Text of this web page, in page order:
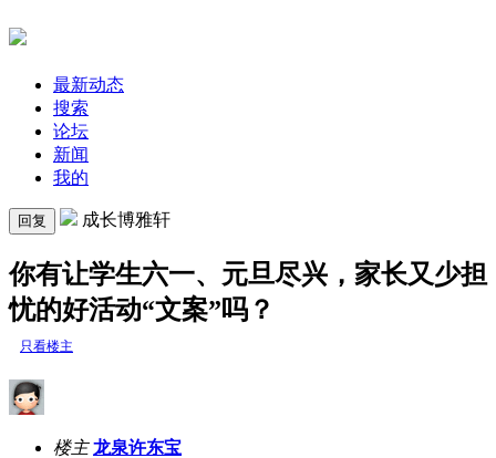
最新动态
搜索
论坛
新闻
我的
回复 成长博雅轩
你有让学生六一、元旦尽兴，家长又少担
忧的好活动“文案”吗？
只看楼主
楼主 龙泉许东宝